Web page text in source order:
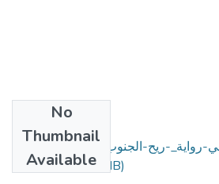
No
Thumbnail
Available
رواية_-ريح-الجنوب_-لعبد-الحميد-بن-
هدوقة.pdf(1.03 MB)